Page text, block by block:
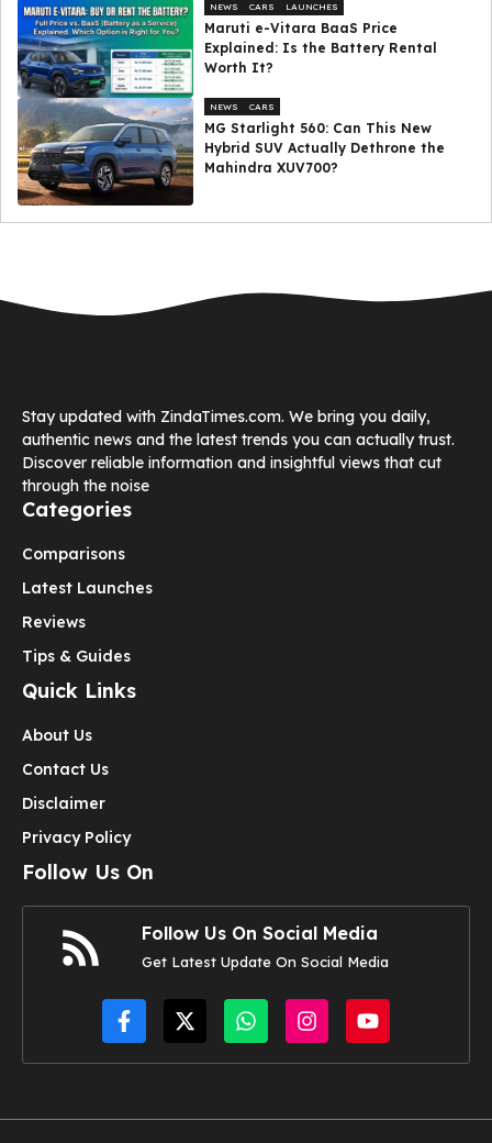
NEWS CARS LAUNCHES
Maruti e-Vitara BaaS Price
Explained: Is the Battery Rental
Worth It?
NEWS CARS
MG Starlight 560: Can This New
Hybrid SUV Actually Dethrone the
Mahindra XUV700?
Stay updated with ZindaTimes.com. We bring you daily,
authentic news and the latest trends you can actually trust.
Discover reliable information and insightful views that cut
through the noise
Categories
Comparisons
Latest Launches
Reviews
Tips & Guides
Quick Links
About Us
Contact Us
Disclaimer
Privacy Policy
Follow Us On
Follow Us On Social Media
Get Latest Update On Social Media